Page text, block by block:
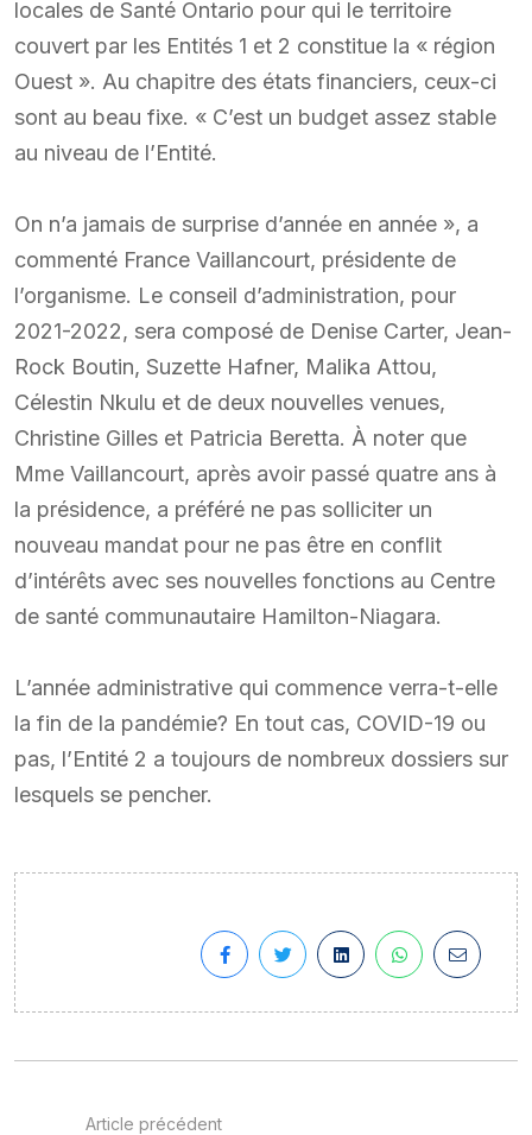
locales de Santé Ontario pour qui le territoire
couvert par les Entités 1 et 2 constitue la « région
Ouest ». Au chapitre des états financiers, ceux-ci
sont au beau fixe. « C’est un budget assez stable
au niveau de l’Entité.
On n’a jamais de surprise d’année en année », a
commenté France Vaillancourt, présidente de
l’organisme. Le conseil d’administration, pour
2021-2022, sera composé de Denise Carter, Jean-
Rock Boutin, Suzette Hafner, Malika Attou,
Célestin Nkulu et de deux nouvelles venues,
Christine Gilles et Patricia Beretta. À noter que
Mme Vaillancourt, après avoir passé quatre ans à
la présidence, a préféré ne pas solliciter un
nouveau mandat pour ne pas être en conflit
d’intérêts avec ses nouvelles fonctions au Centre
de santé communautaire Hamilton-Niagara.
L’année administrative qui commence verra-t-elle
la fin de la pandémie? En tout cas, COVID-19 ou
pas, l’Entité 2 a toujours de nombreux dossiers sur
lesquels se pencher.
Article précédent